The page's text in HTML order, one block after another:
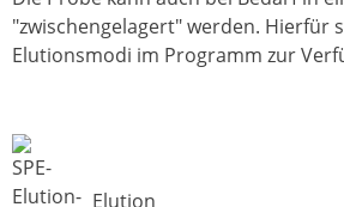
"zwischengelagert" werden. Hierfür
Elutionsmodi im Programm zur
Elution